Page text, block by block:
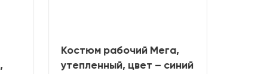
Костюм рабочий Мега,
утепленный, цвет – синий